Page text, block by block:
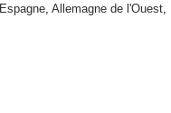
Espagne, Allemagne de l'Ouest,